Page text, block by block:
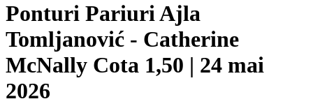
Ponturi Pariuri Ajla
Tomljanović - Catherine
McNally Cota 1,50 | 24 mai
2026